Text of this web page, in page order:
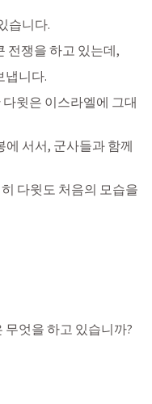
습니다.
전쟁을 하고 있는데,
냅니다.
윗은 이스라엘에 그대
서서, 군사들과 함께
다윗도 처음의 모습을
엇을 하고 있습니까?